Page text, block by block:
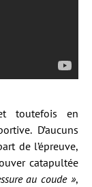
toutefois en
D’aucuns
de l’épreuve,
catapultée
au coude »,